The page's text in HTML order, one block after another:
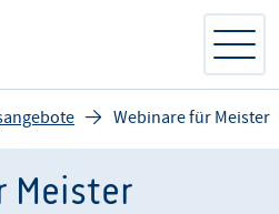
Webinare für Meister
Meister